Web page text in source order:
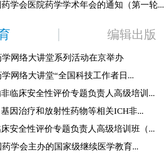
学会医院药学学术年会的通知（第一轮...
编辑出版
网络大讲堂系列活动在京举办
网络大讲堂“全国科技工作者日...
临床安全性评价专题负责人高级培训...
因治疗和放射性药物等相关ICH非...
安全性评价专题负责人高级培训班（...
学会主办的国家级继续医学教育...